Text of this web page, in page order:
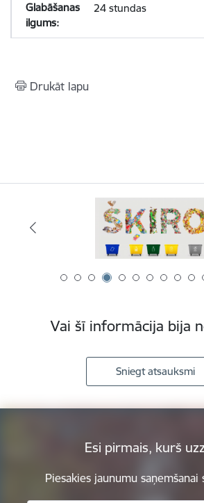
24 stundas
Drukāt lapu
Vai šī informācija bija
Sniegt atsauksmi
Esi pirmais, kurš
Piesakies jaunumu saņemšanai